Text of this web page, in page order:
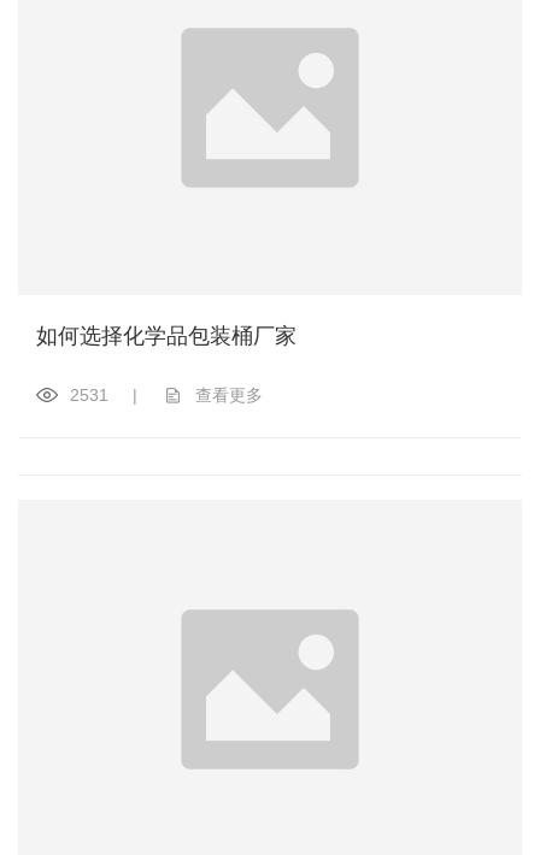
如何选择化学品包装桶厂家
2531 | 查看更多